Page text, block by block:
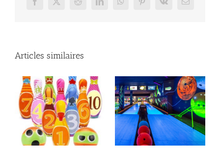
Facebook
X RedditLinkedInWhatsAppPinterest
Vk Email
Articles similaires